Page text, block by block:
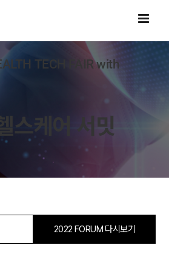
TECH FAIR with
스케어 서밋
2022 FORUM 다시보기